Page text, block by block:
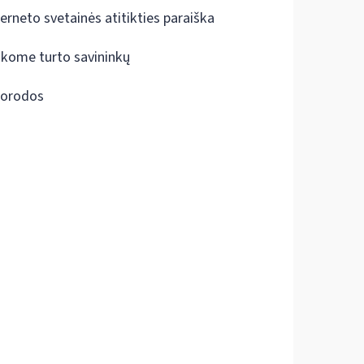
svetainės atitikties paraiška
turto savininkų